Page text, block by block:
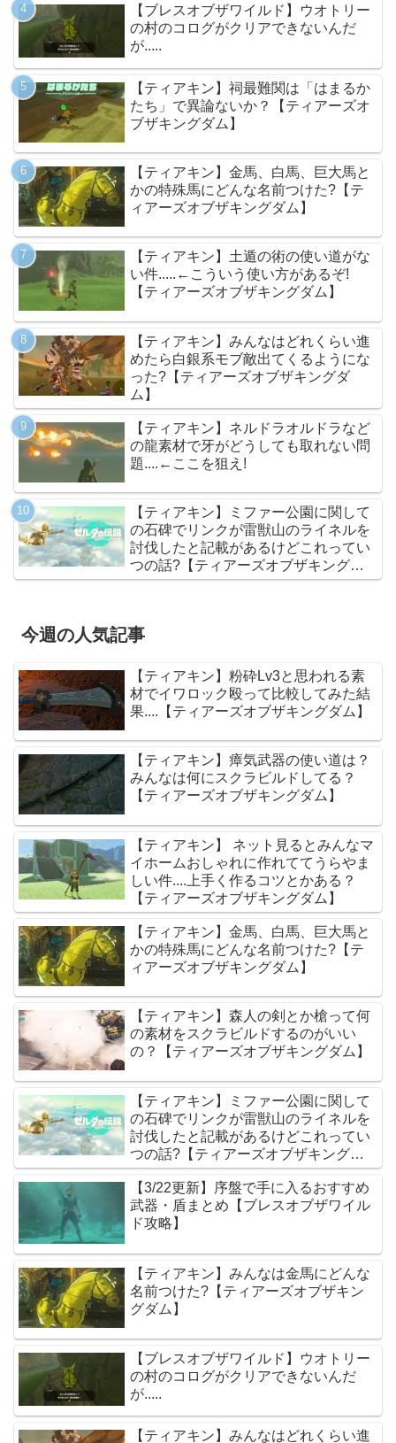
【ブレスオブザワイルド】ウオトリー
の村のコログがクリアできないんだ
が.....
【ティアキン】祠最難関は「はまるか
たち」で異論ないか？【ティアーズオ
ブザキングダム】
【ティアキン】金馬、白馬、巨大馬と
かの特殊馬にどんな名前つけた?【テ
ィアーズオブザキングダム】
【ティアキン】土遁の術の使い道がな
い件.....←こういう使い方があるぞ!
【ティアーズオブザキングダム】
【ティアキン】みんなはどれくらい進
めたら白銀系モブ敵出てくるようにな
った?【ティアーズオブザキングダ
ム】
【ティアキン】ネルドラオルドラなど
の龍素材で牙がどうしても取れない問
題....←ここを狙え!
【ティアキン】ミファー公園に関して
の石碑でリンクが雷獣山のライネルを
討伐したと記載があるけどこれってい
つの話?【ティアーズオブザキングダ
ム】
今週の人気記事
【ティアキン】粉砕Lv3と思われる素
材でイワロック殴って比較してみた結
果....【ティアーズオブザキングダム】
【ティアキン】瘴気武器の使い道は？
みんなは何にスクラビルドしてる？
【ティアーズオブザキングダム】
【ティアキン】 ネット見るとみんなマ
イホームおしゃれに作れててうらやま
しい件....上手く作るコツとかある？
【ティアーズオブザキングダム】
【ティアキン】金馬、白馬、巨大馬と
かの特殊馬にどんな名前つけた?【テ
ィアーズオブザキングダム】
【ティアキン】森人の剣とか槍って何
の素材をスクラビルドするのがいい
の？【ティアーズオブザキングダム】
【ティアキン】ミファー公園に関して
の石碑でリンクが雷獣山のライネルを
討伐したと記載があるけどこれってい
つの話?【ティアーズオブザキングダ
ム】
【3/22更新】序盤で手に入るおすすめ
武器・盾まとめ【ブレスオブザワイル
ド攻略】
【ティアキン】みんなは金馬にどんな
名前つけた?【ティアーズオブザキン
グダム】
【ブレスオブザワイルド】ウオトリー
の村のコログがクリアできないんだ
が.....
【ティアキン】みんなはどれくらい進